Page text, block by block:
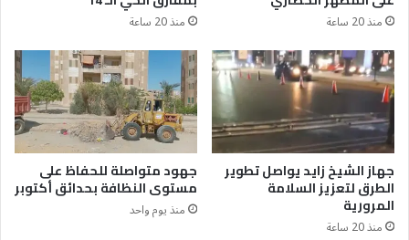
منذ 20 ساعة منذ 20 ساعة
جهاز الشيخ زايد يواصل تطوير
الطرق لتعزيز السلامة
المرورية
منذ 20 ساعة
جهود متواصلة للحفاظ على
مستوى النظافة بحدائق أكتوبر
منذ يوم واحد